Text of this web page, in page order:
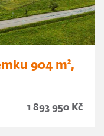
904 m²,
1 893 950 Kč